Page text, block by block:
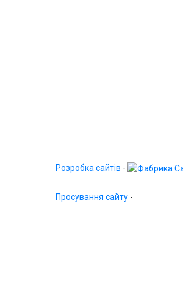
Розробка сайтів -
Просування сайту -